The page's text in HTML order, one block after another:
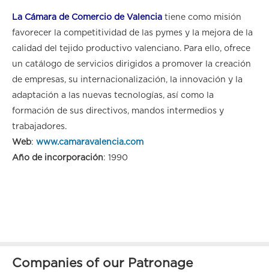
La Cámara de Comercio de Valencia tiene como misión
favorecer la competitividad de las pymes y la mejora de la
calidad del tejido productivo valenciano. Para ello, ofrece
un catálogo de servicios dirigidos a promover la creación
de empresas, su internacionalización, la innovación y la
adaptación a las nuevas tecnologías, así como la
formación de sus directivos, mandos intermedios y
trabajadores.
Web: www.camaravalencia.com
Año de incorporación: 1990
Companies of our Patronage